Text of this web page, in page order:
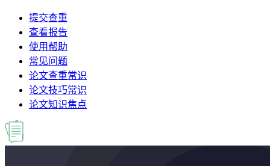
提交查重
查看报告
使用帮助
常见问题
论文查重常识
论文技巧常识
论文知识焦点